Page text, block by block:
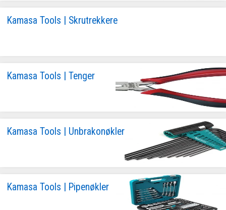
Kamasa Tools | Skrutrekkere
Kamasa Tools | Tenger
Kamasa Tools | Unbrakonøkler
Kamasa Tools | Pipenøkler